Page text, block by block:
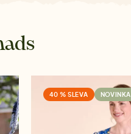
40 % SLEVA NOVINKA